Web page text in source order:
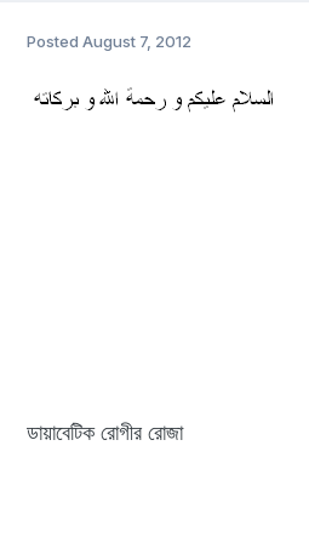
Posted August 7, 2012
ডায়াবেটিক রোগীর রোজা